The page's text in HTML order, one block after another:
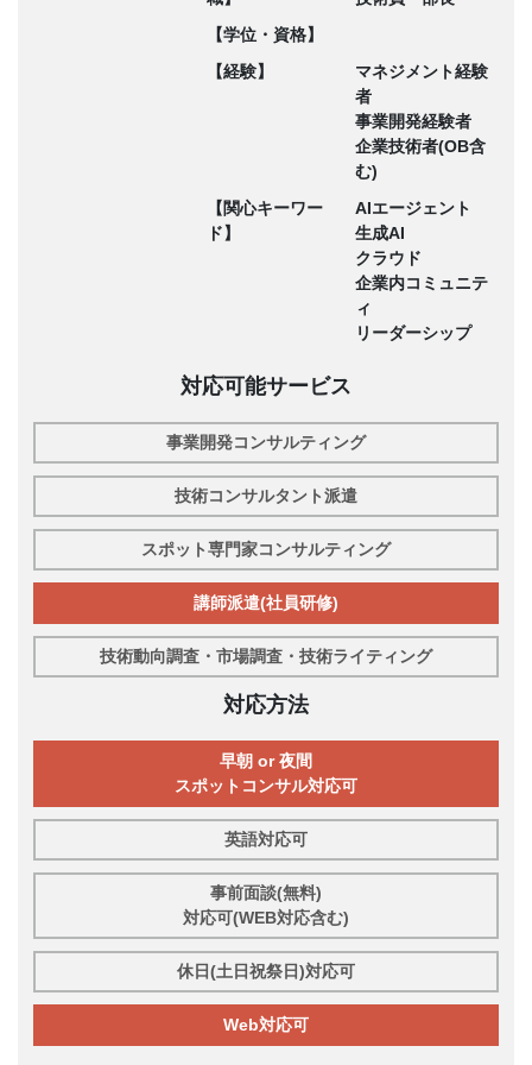
【学位・資格】
【経験】
マネジメント経験
者
事業開発経験者
企業技術者(OB含
む)
【関心キーワー
ド】
AIエージェント
生成AI
クラウド
企業内コミュニテ
ィ
リーダーシップ
対応可能サービス
事業開発コンサルティング
技術コンサルタント派遣
スポット専門家コンサルティング
講師派遣(社員研修)
技術動向調査・市場調査・技術ライティング
対応方法
早朝 or 夜間
スポットコンサル対応可
英語対応可
事前面談(無料)
対応可(WEB対応含む)
休日(土日祝祭日)対応可
Web対応可